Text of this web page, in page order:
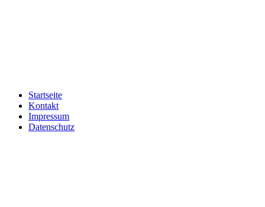
Startseite
Kontakt
Impressum
Datenschutz